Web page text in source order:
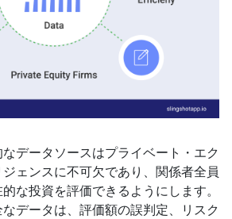
データソースはプライベート・エク
ェンスに不可欠であり、関係者全員
な投資を評価できるようにします。
データは、評価額の誤判定、リスク